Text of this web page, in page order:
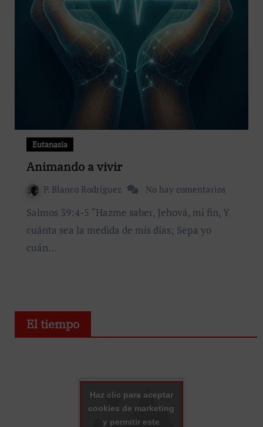
Eutanasia
Animando a vivir
P. Blanco Rodríguez No hay comentarios
Salmos 39:4-5 “Hazme saber, Jehová, mi fin, Y
cuánta sea la medida de mis días; Sepa yo
cuán…
El tiempo
Haz clic para aceptar
cookies de marketing
y permitir este